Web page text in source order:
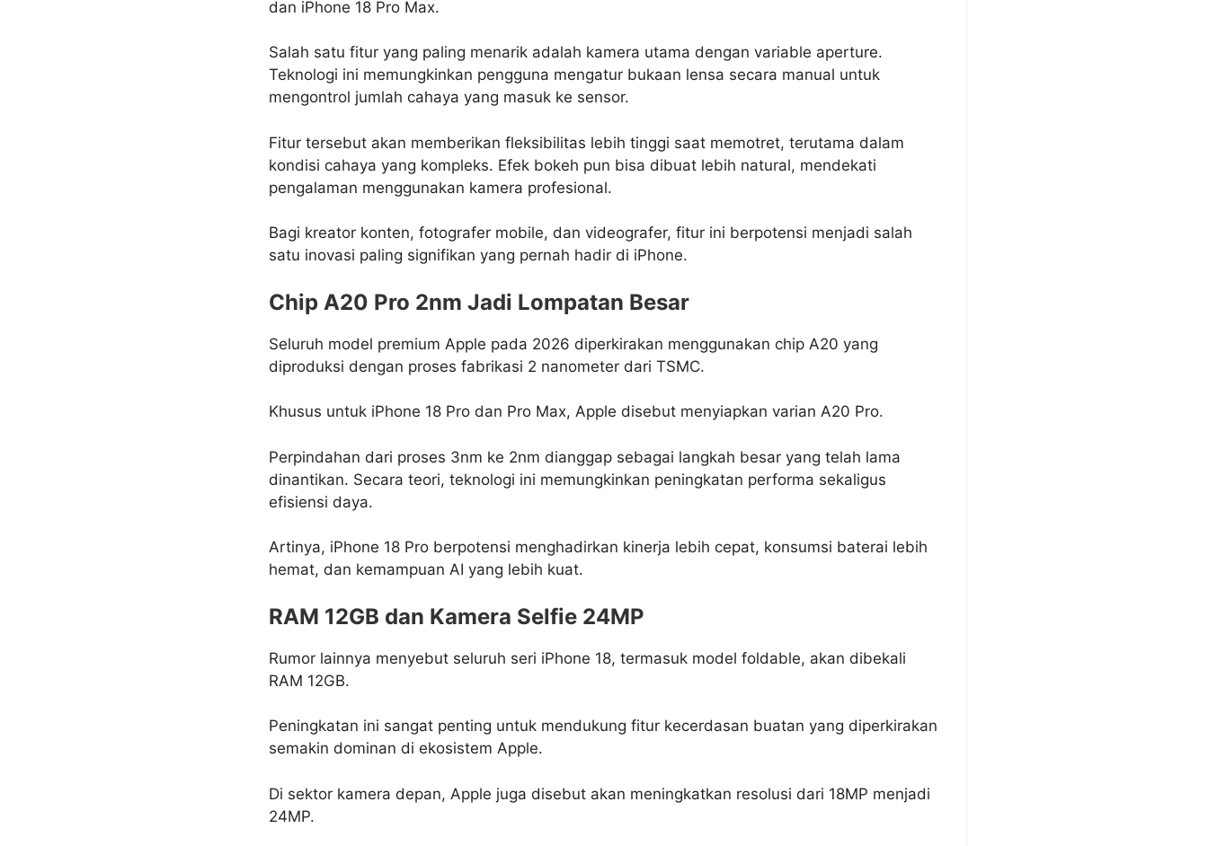
dan iPhone 18 Pro Max.
Salah satu fitur yang paling menarik adalah kamera utama dengan variable aperture.
Teknologi ini memungkinkan pengguna mengatur bukaan lensa secara manual untuk
mengontrol jumlah cahaya yang masuk ke sensor.
Fitur tersebut akan memberikan fleksibilitas lebih tinggi saat memotret, terutama dalam
kondisi cahaya yang kompleks. Efek bokeh pun bisa dibuat lebih natural, mendekati
pengalaman menggunakan kamera profesional.
Bagi kreator konten, fotografer mobile, dan videografer, fitur ini berpotensi menjadi salah
satu inovasi paling signifikan yang pernah hadir di iPhone.
Chip A20 Pro 2nm Jadi Lompatan Besar
Seluruh model premium Apple pada 2026 diperkirakan menggunakan chip A20 yang
diproduksi dengan proses fabrikasi 2 nanometer dari TSMC.
Khusus untuk iPhone 18 Pro dan Pro Max, Apple disebut menyiapkan varian A20 Pro.
Perpindahan dari proses 3nm ke 2nm dianggap sebagai langkah besar yang telah lama
dinantikan. Secara teori, teknologi ini memungkinkan peningkatan performa sekaligus
efisiensi daya.
Artinya, iPhone 18 Pro berpotensi menghadirkan kinerja lebih cepat, konsumsi baterai lebih
hemat, dan kemampuan AI yang lebih kuat.
RAM 12GB dan Kamera Selfie 24MP
Rumor lainnya menyebut seluruh seri iPhone 18, termasuk model foldable, akan dibekali
RAM 12GB.
Peningkatan ini sangat penting untuk mendukung fitur kecerdasan buatan yang diperkirakan
semakin dominan di ekosistem Apple.
Di sektor kamera depan, Apple juga disebut akan meningkatkan resolusi dari 18MP menjadi
24MP.